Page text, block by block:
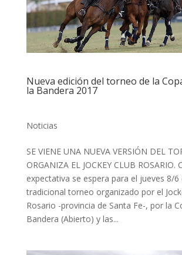
Nueva edición del torneo de la
la Bandera 2017
Noticias
SE VIENE UNA NUEVA VERSIÓN DEL
ORGANIZA EL JOCKEY CLUB ROSARIO.
expectativa se espera para el jueves 8/6
tradicional torneo organizado por el
Rosario -provincia de Santa Fe-, por la
Bandera (Abierto) y las...